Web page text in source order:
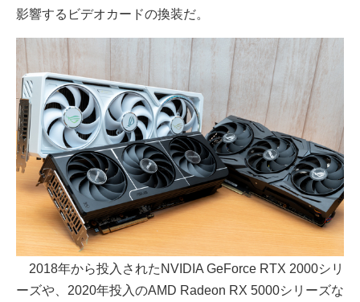
影響するビデオカードの換装だ。
2018年から投入されたNVIDIA GeForce RTX 2000シリ
ーズや、2020年投入のAMD Radeon RX 5000シリーズな